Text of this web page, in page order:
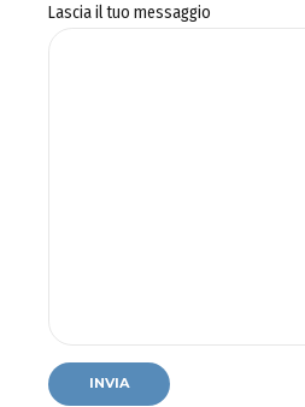
Lascia il tuo messaggio